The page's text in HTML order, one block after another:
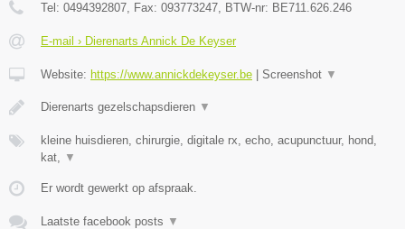
Tel: 0494392807, Fax: 093773247, BTW-nr: BE711.626.246
E-mail › Dierenarts Annick De Keyser
Website: https://www.annickdekeyser.be Screenshot ▼
Dierenarts gezelschapsdieren ▼
kleine huisdieren, chirurgie, digitale rx, echo, acupunctuur, hond,
kat, ▼
Er wordt gewerkt op afspraak.
Laatste facebook posts ▼